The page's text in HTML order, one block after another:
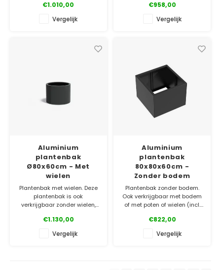
Gemaakt van topkwaliteit
aluminium. Bestel
gemakkelijk online!
✓ Gratis bezorgd v.a. €500
€1.010,00
Vergelijk
(incl. bodem). Gemaakt van
topkwaliteit aluminium. Bestel
gemakkelijk online!
✓ Gratis bezorgd v.a. €500
€958,00
Vergelijk
Aluminium
plantenbak
Ø80x60cm - Met
wielen
Plantenbak met wielen. Deze
plantenbak is ook
verkrijgbaar zonder wielen,
(incl. bodem). Gemaakt van
topkwaliteit aluminium. Bestel
gemakkelijk online!
€1.130,00
Vergelijk
Aluminium
plantenbak
80x80x60cm -
Zonder bodem
Plantenbak zonder bodem.
Ook verkrijgbaar met bodem
of met poten of wielen (incl.
topkwaliteit aluminium. Bestel
gemakkelijk online!
€822,00
Vergelijk